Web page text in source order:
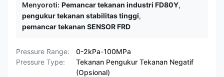
Menyoroti: Pemancar tekanan industri FD80Y,
pengukur tekanan stabilitas tinggi,
pemancar tekanan SENSOR FRD
Pressure Range:
0-2kPa-100MPa
Pressure Type:
Tekanan Pengukur Tekanan Negatif
(Opsional)